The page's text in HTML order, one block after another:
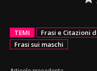
TEMI
Frasi e Citazioni
Frasi sui maschi